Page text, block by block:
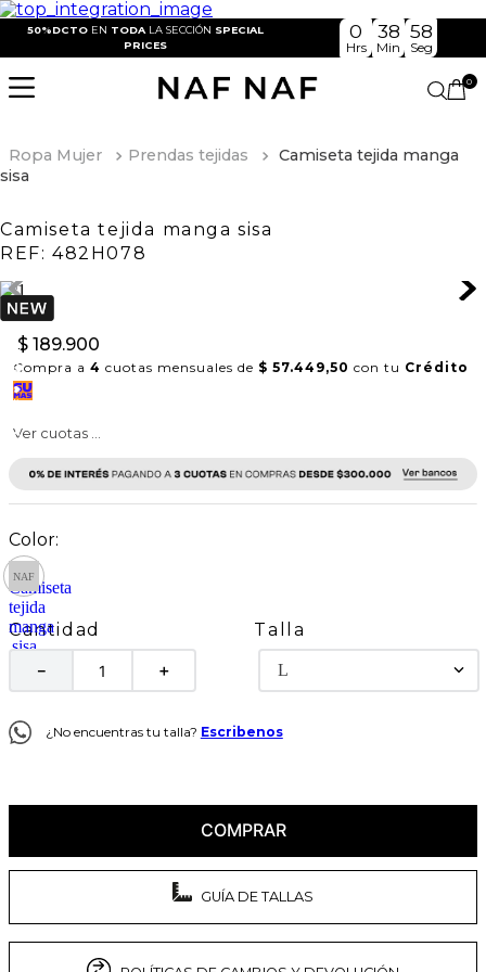
50%DCTO EN TODA LA SECCIÓN SPECIAL
PRICES
0
Hrs
38
Min
58
Seg
0
Ropa Mujer Prendas tejidas
Camiseta tejida manga
sisa
Camiseta tejida manga sisa
REF: 482H078
$ 189.900
Compra a 4 cuotas mensuales de $ 57.449,50 con tu Crédito
Ver cuotas ...
Cantidad
＋
－
Talla
L
¿No encuentras tu talla? Escribenos
COMPRAR
GUÍA DE TALLAS